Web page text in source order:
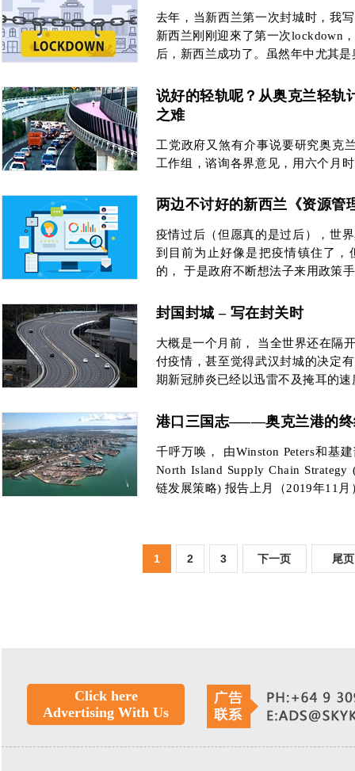
去年，当新西兰第一次封城时，我
新西兰刚刚迎來了第一次lockdown
后，新西兰成功了。虽然年中尤其
说好的轻轨呢？从奥克兰轻轨
之难
工党政府又煞有介事说要研究奥克
工作组，谘询各界意见，用六个月
两边不讨好的新西兰《资源管
疫情过后（但愿真的是过后），世
到目前为止好像是把疫情镇住了，
的， 于是政府不断想法子来用政策
封国封城 – 写在封关时
大概是一个月前， 当全世界还在隔
付疫情，甚至觉得武汉封城的决定
期新冠肺炎已经以迅雷不及掩耳的
港口三国志–——奥克兰港的终
千呼万唤， 由Winston Peters和基
North Island Supply Chain
链发展策略) 报告上月（2019年11月
1 2 3 下一页 尾页
Click here
Advertising With Us